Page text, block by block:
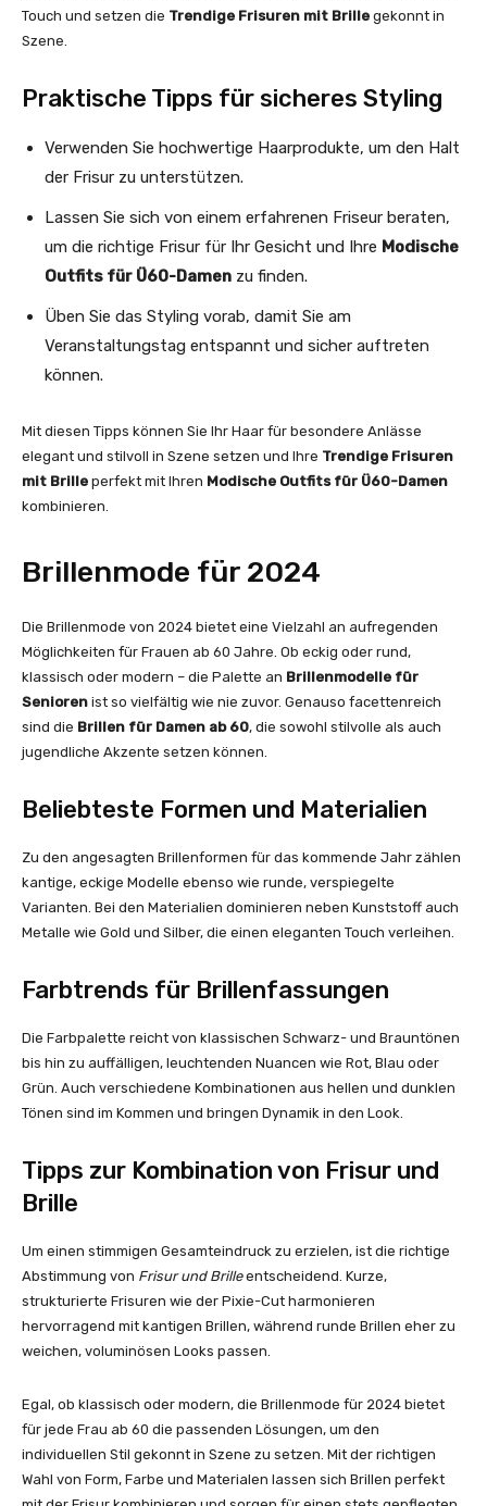
Touch und setzen die Trendige Frisuren mit Brille gekonnt in
Szene.
Praktische Tipps für sicheres Styling
Verwenden Sie hochwertige Haarprodukte, um den Halt
der Frisur zu unterstützen.
Lassen Sie sich von einem erfahrenen Friseur beraten,
um die richtige Frisur für Ihr Gesicht und Ihre Modische
Outfits für Ü60-Damen zu finden.
Üben Sie das Styling vorab, damit Sie am
Veranstaltungstag entspannt und sicher auftreten
können.
Mit diesen Tipps können Sie Ihr Haar für besondere Anlässe
elegant und stilvoll in Szene setzen und Ihre Trendige Frisuren
mit Brille perfekt mit Ihren Modische Outfits für Ü60-Damen
kombinieren.
Brillenmode für 2024
Die Brillenmode von 2024 bietet eine Vielzahl an aufregenden
Möglichkeiten für Frauen ab 60 Jahre. Ob eckig oder rund,
klassisch oder modern – die Palette an Brillenmodelle für
Senioren ist so vielfältig wie nie zuvor. Genauso facettenreich
sind die Brillen für Damen ab 60, die sowohl stilvolle als auch
jugendliche Akzente setzen können.
Beliebteste Formen und Materialien
Zu den angesagten Brillenformen für das kommende Jahr zählen
kantige, eckige Modelle ebenso wie runde, verspiegelte
Varianten. Bei den Materialien dominieren neben Kunststoff auch
Metalle wie Gold und Silber, die einen eleganten Touch verleihen.
Farbtrends für Brillenfassungen
Die Farbpalette reicht von klassischen Schwarz- und Brauntönen
bis hin zu auffälligen, leuchtenden Nuancen wie Rot, Blau oder
Grün. Auch verschiedene Kombinationen aus hellen und dunklen
Tönen sind im Kommen und bringen Dynamik in den Look.
Tipps zur Kombination von Frisur und
Brille
Um einen stimmigen Gesamteindruck zu erzielen, ist die richtige
Abstimmung von Frisur und Brilleentscheidend. Kurze,
strukturierte Frisuren wie der Pixie-Cut harmonieren
hervorragend mit kantigen Brillen, während runde Brillen eher zu
weichen, voluminösen Looks passen.
Egal, ob klassisch oder modern, die Brillenmode für 2024 bietet
für jede Frau ab 60 die passenden Lösungen, um den
individuellen Stil gekonnt in Szene zu setzen. Mit der richtigen
Wahl von Form, Farbe und Materialen lassen sich Brillen perfekt